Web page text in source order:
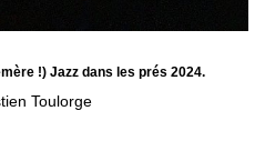
!) Jazz dans les prés 2024.
Toulorge